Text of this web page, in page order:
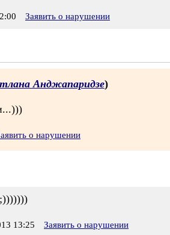
Заявить о нарушении
Анджапаридзе)
о нарушении
13:25 Заявить о нарушении